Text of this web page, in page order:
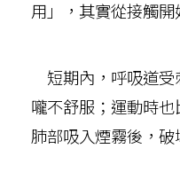
用」，其實從接觸
短期內，呼吸道受
嚨不舒服；運動時
肺部吸入煙霧後，破